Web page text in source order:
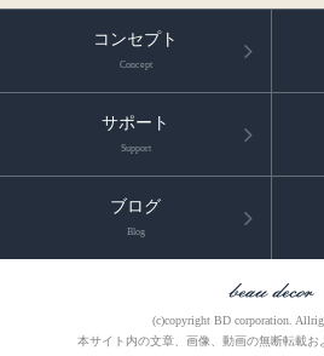
コンセプト
Concept
サポート
Support
ブログ
Blog
(c)copyright BD corporation.
本サイト内の文章、画像、動画の無断転載